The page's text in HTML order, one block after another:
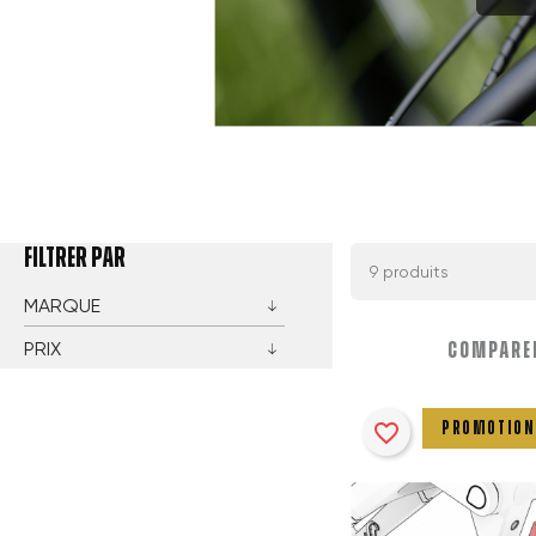
FILTRER PAR
MARQUE
PRIX
9 produits
PROMOTION
favorite_border